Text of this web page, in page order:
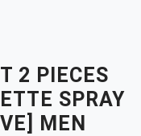
2 PIECES
SPRAY
MEN